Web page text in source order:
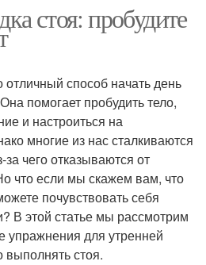
стоя: пробудите
способ начать день
помогает пробудить тело,
и настроиться на
многие из нас сталкиваются
чего отказываются от
что если мы скажем вам, что
почувствовать себя
В этой статье мы рассмотрим
для утренней
стоя.